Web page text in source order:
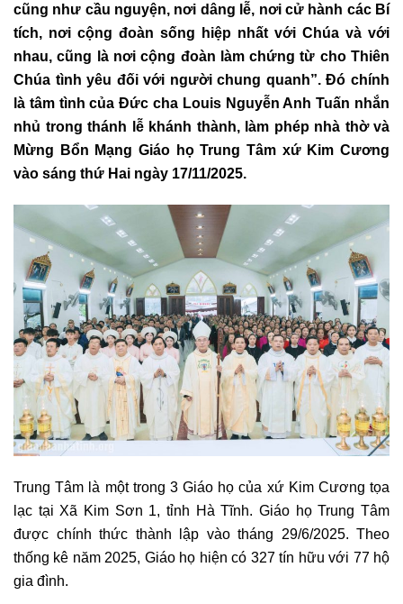
cũng như cầu nguyện, nơi dâng lễ, nơi cử hành các Bí
tích, nơi cộng đoàn sống hiệp nhất với Chúa và với
nhau, cũng là nơi cộng đoàn làm chứng từ cho Thiên
Chúa tình yêu đối với người chung quanh”. Đó chính
là tâm tình của Đức cha Louis Nguyễn Anh Tuấn nhắn
nhủ trong thánh lễ khánh thành, làm phép nhà thờ và
Mừng Bổn Mạng Giáo họ Trung Tâm xứ Kim Cương
vào sáng thứ Hai ngày 17/11/2025.
Trung Tâm là một trong 3 Giáo họ của xứ Kim Cương tọa
lạc tại Xã Kim Sơn 1, tỉnh Hà Tĩnh. Giáo họ Trung Tâm
được chính thức thành lập vào tháng 29/6/2025. Theo
thống kê năm 2025, Giáo họ hiện có 327 tín hữu với 77 hộ
gia đình.